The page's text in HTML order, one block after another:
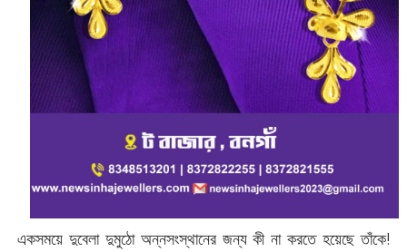
একসময়ে দুবেলা দুমুঠো অন্নসংস্থানের জন্য কী না করতে হয়েছে তাঁকে!